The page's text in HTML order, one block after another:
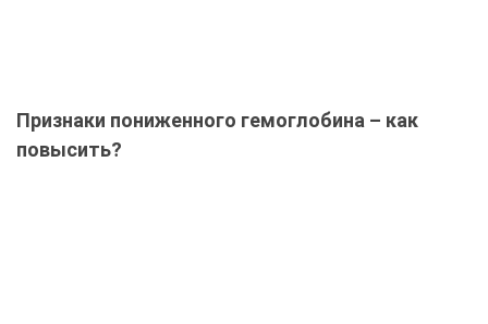
Признаки пониженного гемоглобина – как
повысить?